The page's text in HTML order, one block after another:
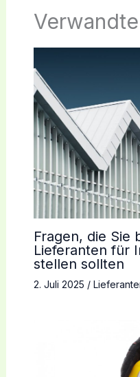
Fragen, die Sie
Lieferanten für
stellen sollten
2. Juli 2025 /